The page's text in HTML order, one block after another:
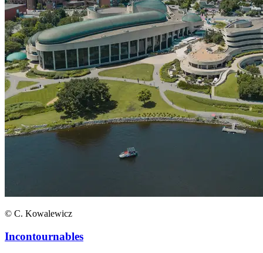
© C. Kowalewicz
Incontournables